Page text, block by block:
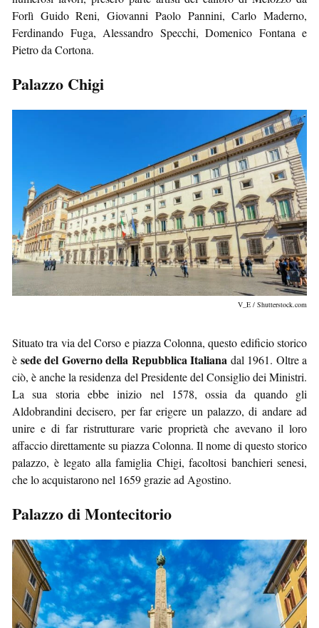
Forlì Guido Reni, Giovanni Paolo Pannini, Carlo Maderno,
Ferdinando Fuga, Alessandro Specchi, Domenico Fontana e
Pietro da Cortona.
Palazzo Chigi
V_E / Shutterstock.com
Situato tra via del Corso e piazza Colonna, questo edificio storico
è sede del Governo della Repubblica Italiana dal 1961. Oltre a
ciò, è anche la residenza del Presidente del Consiglio dei Ministri.
La sua storia ebbe inizio nel 1578, ossia da quando gli
Aldobrandini decisero, per far erigere un palazzo, di andare ad
unire e di far ristrutturare varie proprietà che avevano il loro
affaccio direttamente su piazza Colonna. Il nome di questo storico
palazzo, è legato alla famiglia Chigi, facoltosi banchieri senesi,
che lo acquistarono nel 1659 grazie ad Agostino.
Palazzo di Montecitorio